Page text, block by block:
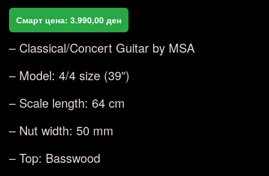
Смарт цена: 3.990,00 ден
– Classical/Concert Guitar by MSA
– Model: 4/4 size (39″)
– Scale length: 64 cm
– Nut width: 50 mm
– Top: Basswood